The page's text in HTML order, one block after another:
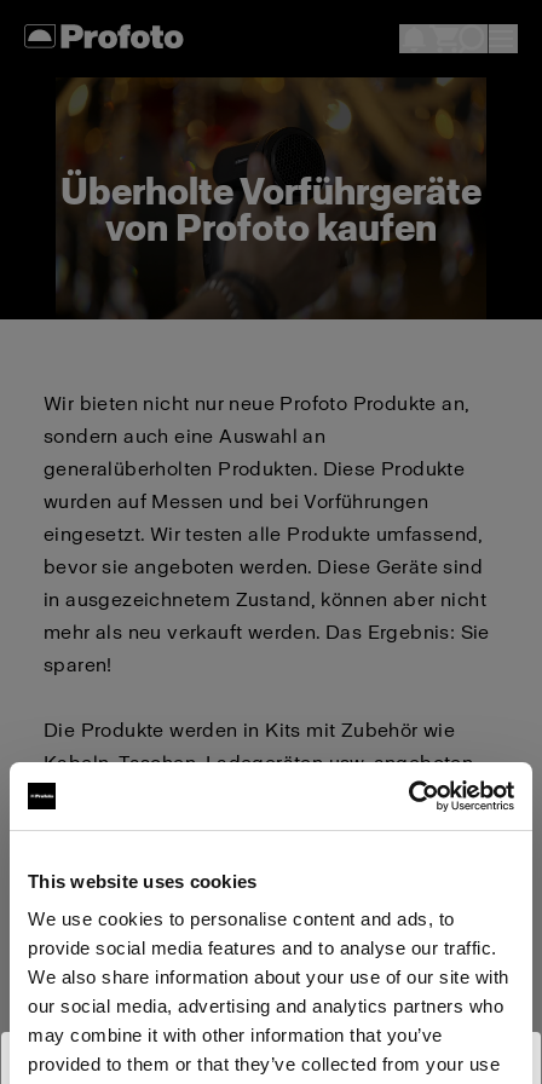
This website uses cookies
We use cookies to personalise content and ads, to
provide social media features and to analyse our traffic.
We also share information about your use of our site with
our social media, advertising and analytics partners who
may combine it with other information that you’ve
provided to them or that they’ve collected from your use
Überholte Vorführgeräte
von Profoto kaufen
Wir bieten nicht nur neue Profoto Produkte an,
sondern auch eine Auswahl an
generalüberholten Produkten. Diese Produkte
wurden auf Messen und bei Vorführungen
eingesetzt. Wir testen alle Produkte umfassend,
bevor sie angeboten werden. Diese Geräte sind
in ausgezeichnetem Zustand, können aber nicht
mehr als neu verkauft werden. Das Ergebnis: Sie
sparen!
Die Produkte werden in Kits mit Zubehör wie
Kabeln, Taschen, Ladegeräten usw. angeboten.
Schauen Sie sich die Produktseiten an, um zu
sehen, was in dem Kit enthalten ist.
Der Verkauf von Vorführgeräten ist
endgültig. Rückgaben sind nicht
möglich.
Wenn Sie sich zum Kauf entschieden haben,
klicken Sie für das jeweilige Produkt auf die